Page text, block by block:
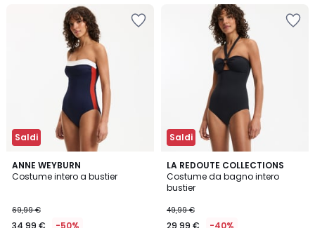
Saldi
ANNE WEYBURN
Costume intero a bustier
69,99 €
34,99 € -50%
4,2
/ 5
2
Colori
Saldi
LA REDOUTE COLLECTIONS
Costume da bagno intero
bustier
49,99 €
29,99 € -40%
4
/
5